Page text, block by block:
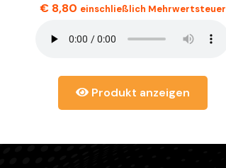
€8,80 einschließlich Mehrwertsteuer
Produkt anzeigen